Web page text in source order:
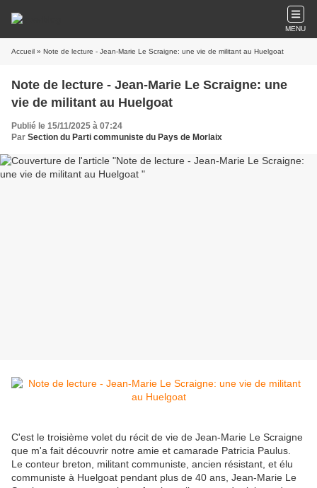
MENU
Accueil » Note de lecture - Jean-Marie Le Scraigne: une vie de militant au Huelgoat
Note de lecture - Jean-Marie Le Scraigne: une
vie de militant au Huelgoat
Publié le 15/11/2025 à 07:24
Par Section du Parti communiste du Pays de Morlaix
C'est le troisième volet du récit de vie de Jean-Marie Le Scraigne
que m'a fait découvrir notre amie et camarade Patricia Paulus.
Le conteur breton, militant communiste, ancien résistant, et élu
communiste à Huelgoat pendant plus de 40 ans, Jean-Marie Le